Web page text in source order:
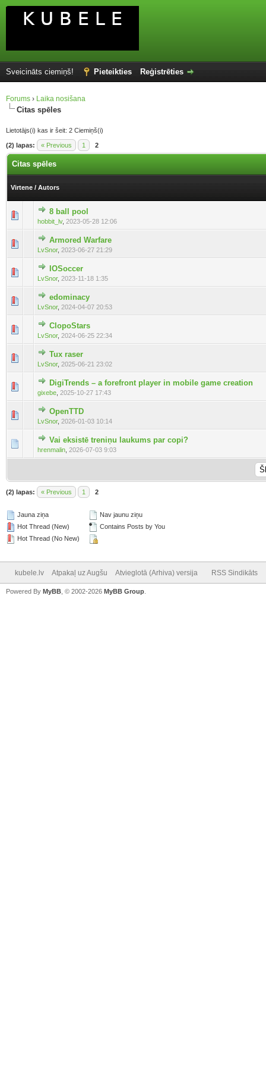
Sveicināts ciemiņš! Pieteikties Reģistrēties
Forums › Laika nosišana
Citas spēles
Lietotājs(i) kas ir šeit: 2 Ciemiņš(i)
(2) lapas: « Previous 1 2
Citas spēles
Virtene / Autors
8 ball pool
hobbit_lv, 2023-05-28 12:06
Armored Warfare
LvSnor, 2023-06-27 21:29
IOSoccer
LvSnor, 2023-11-18 1:35
edominacy
LvSnor, 2024-04-07 20:53
ClopoStars
LvSnor, 2024-06-25 22:34
Tux raser
LvSnor, 2025-06-21 23:02
DigiTrends – a forefront player in mobile game creation
gixebe 2025-10-27 17:43
OpenTTD
LvSnor, 2026-01-03 10:14
Vai eksistē treniņu laukums par copi?
hrenmalin 2026-07-03 9:03
(2) lapas: « Previous 1 2
Jauna ziņa
Hot Thread (New)
Hot Thread (No New)
Nav jaunu ziņu
Contains Posts by You
kubele.lv Atpakaļ uz Augšu Atvieglotā (Arhiva) versija RSS Sindikāts
Powered By MyBB , © 2002-2026 MyBB Group